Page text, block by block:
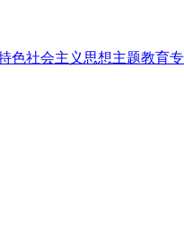
色社会主义思想主题教育